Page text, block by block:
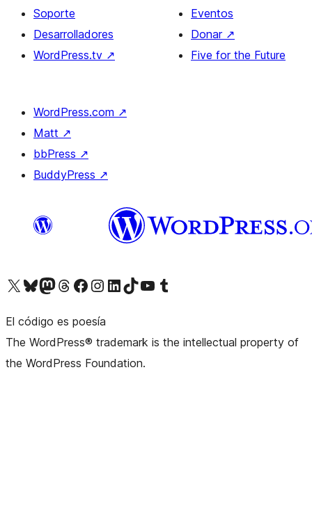
Soporte
Desarrolladores
WordPress.tv ↗
Eventos
Donar ↗
Five for the Future
WordPress.com ↗
Matt ↗
bbPress ↗
BuddyPress ↗
Visita nuestra cuenta de X (anteriormente Twitter)
Visita nuestra cuenta de Bluesky
Visita nuestra cuenta de Mastodon
Visita nuestra cuenta de Threads
Visita nuestra página de Facebook
Visita nuestra cuenta de Instagram
Visita nuestra cuenta de LinkedIn
Visita nuestra cuenta de TikTok
Visita nuestro canal de YouTube
Visita nuestra cuenta de Tumblr
El código es poesía
The WordPress® trademark is the intellectual property of
the WordPress Foundation.